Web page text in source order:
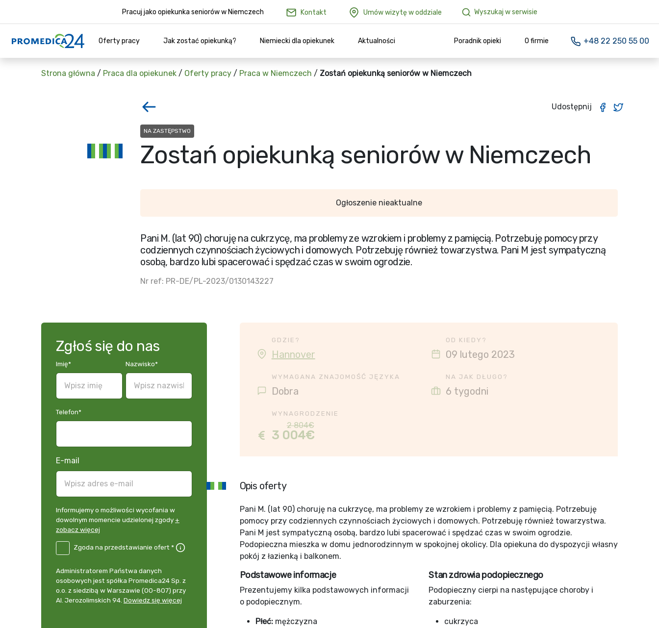
Pracuj jako opiekunka seniorów w Niemczech Kontakt Umów wizytę w oddziale Wyszukaj w serwisie
Oferty pracy Jak zostać opiekunką? Niemiecki dla opiekunek Aktualności Poradnik opieki O firmie +48 22 250 55 00
Strona główna / Praca dla opiekunek / Oferty pracy / Praca w Niemczech / Zostań opiekunką seniorów w Niemczech
Udostępnij
NA ZASTĘPSTWO
Zostań opiekunką seniorów w Niemczech
Ogłoszenie nieaktualne
Pani M. (lat 90) choruję na cukrzycę, ma problemy ze wzrokiem i problemy z pamięcią. Potrzebuję pomocy przy
codziennych czynnościach życiowych i domowych. Potrzebuję również towarzystwa. Pani M jest sympatyczną
osobą, bardzo lubi spacerować i spędzać czas w swoim ogrodzie.
Nr ref: PR-DE/PL-2023/0130143227
Zgłoś się do nas
Imię* Nazwisko*
Telefon*
E-mail
Informujemy
o
możliwości
momencie
udzielonej
zgody
+
Informujemy o możliwości wycofania w
dowolnym momencie udzielonej zgody+
zobacz więcej
DE
przedstawianie
Zgoda na przedstawianie ofert *
Administrator
danych
osobowych
Administratorem Państwa danych
osobowych jest spółka Promedica24 Sp. z
o.o. z siedzibą w Warszawie (00-807) przy
Al. Jerozolimskich 94. Dowiedz się więcej
GDZIE?
Hannover
OD KIEDY?
09 lutego 2023
WYMAGANA ZNAJOMOŚĆ JĘZYKA
Dobra
NA JAK DŁUGO?
6 tygodni
WYNAGRODZENIE
2 804€
3 004€
Opis oferty
Pani M. (lat 90) choruję na cukrzycę, ma problemy ze wzrokiem i problemy z pamięcią. Potrzebuję
pomocy przy codziennych czynnościach życiowych i domowych. Potrzebuję również towarzystwa.
Pani M jest sympatyczną osobą, bardzo lubi spacerować i spędzać czas w swoim ogrodzie.
Podopieczna mieszka w domu jednorodzinnym w spokojnej okolicy. Dla opiekuna do dyspozycji własny
pokój z łazienką i balkonem.
Podstawowe informacje
Prezentujemy kilka podstawowych informacji
o podopiecznym.
Płeć: mężczyzna
Stan zdrowia podopiecznego
Podopieczny cierpi na następujące choroby i
zaburzenia:
cukrzyca